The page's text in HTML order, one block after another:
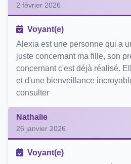
2 février 2026
Voyant(e)
Alexia est une personne qui a
juste concernant ma fille, son
concernant c'est déjà réalisé.
et d'une bienveillance
consulter
Nathalie
26 janvier 2026
Voyant(e)